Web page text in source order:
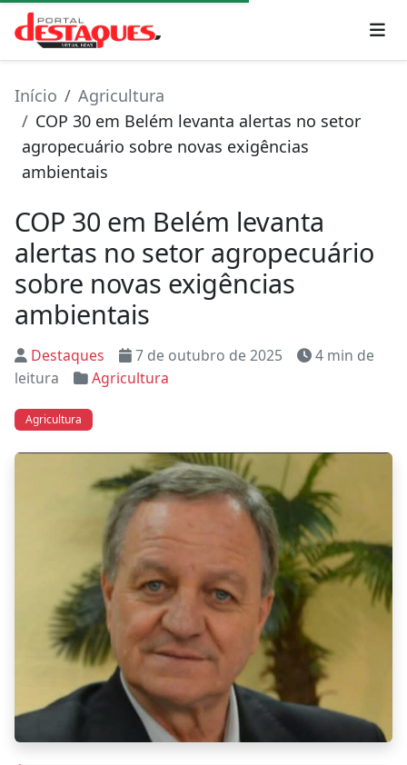
Início
Agricultura
COP 30 em Belém levanta alertas no setor
agropecuário sobre novas exigências
ambientais
COP 30 em Belém levanta
alertas no setor agropecuário
sobre novas exigências
ambientais
Destaques 7 de outubro de 2025
4 min de
leitura
Agricultura
Agricultura